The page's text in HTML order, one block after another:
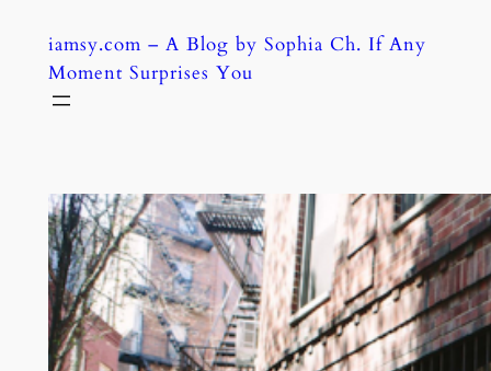
content
iamsy.com – A Blog by Sophia Ch. If Any
Moment Surprises You